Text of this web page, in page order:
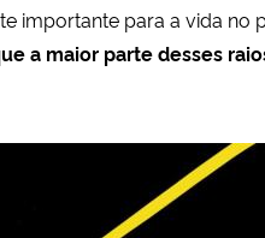
importante para a vida no
a maior parte desses